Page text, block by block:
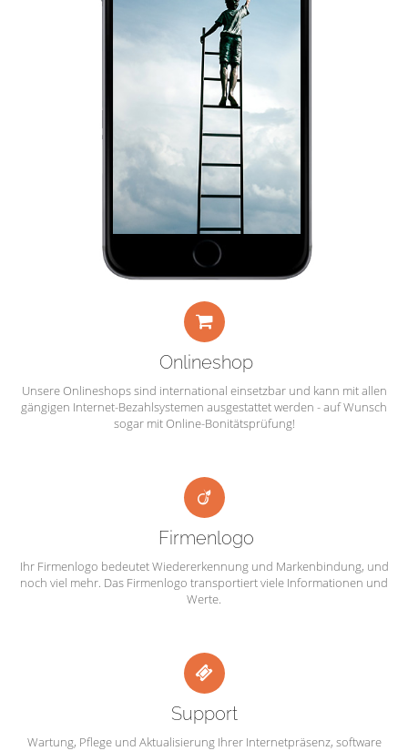
Onlineshop
Unsere Onlineshops sind international einsetzbar und kann mit allen
gängigen Internet-Bezahlsystemen ausgestattet werden - auf Wunsch
sogar mit Online-Bonitätsprüfung!
Firmenlogo
Ihr Firmenlogo bedeutet Wiedererkennung und Markenbindung, und
noch viel mehr. Das Firmenlogo transportiert viele Informationen und
Werte.
Support
Wartung, Pflege und Aktualisierung Ihrer Internetpräsenz, software